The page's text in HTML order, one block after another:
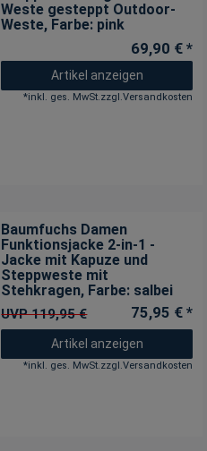
Weste gesteppt Outdoor-
Weste, Farbe: pink
69,90 € *
Artikel anzeigen
*inkl. ges. MwSt. zzgl. Versandkosten
Baumfuchs Damen
Funktionsjacke 2-in-1 -
Jacke mit Kapuze und
Steppweste mit
Stehkragen, Farbe: salbei
UVP 119,95 € 75,95 € *
Artikel anzeigen
*inkl. ges. MwSt.zzgl.Versandkosten